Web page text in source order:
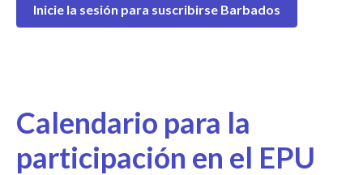
Inicie la sesión para suscribirse Barbados
Calendario para la
participación en el EPU